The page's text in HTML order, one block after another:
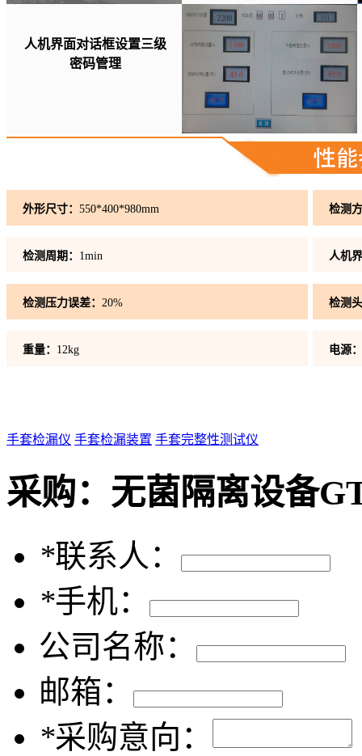
人机界面对话框设置三级
密码管理
外形尺寸： 550*400*980mm 检测
检测周期： 1min 人机
检测压力误差： 20% 检测
重量： 12kg 电源：
手套检漏仪 手套检漏装置 手套完整性测试仪
采购： 无菌隔离设备
*联系人：
*手机：
公司名称：
邮箱：
*采购意向：